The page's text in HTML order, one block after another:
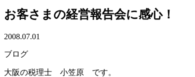
お客さまの経営報告会に感心！
2008.07.01
ブログ
大阪の税理士 小笠原 です。